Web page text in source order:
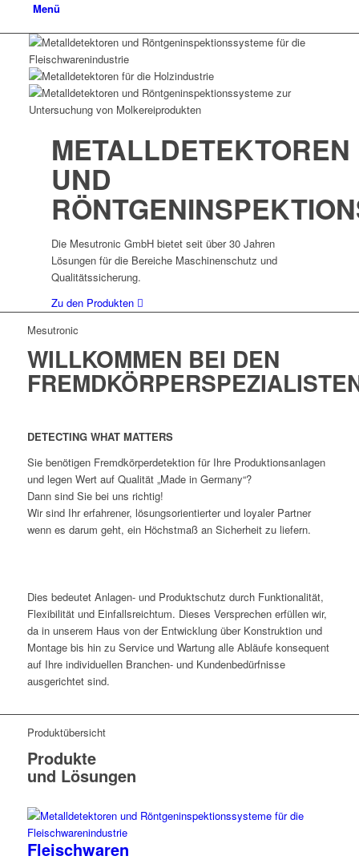
Menü
METALLDETEKTOREN
UND
Die Mesutronic GmbH bietet seit über 30 Jahren
Lösungen für die Bereiche Maschinenschutz und
Qualitätssicherung.
Zu den Produkten
Mesutronic
WILLKOMMEN BEI DEN
DETECTING WHAT MATTERS
Sie benötigen Fremdkörperdetektion für Ihre Produktionsanlagen
und legen Wert auf Qualität „Made in Germany“?
Dann sind Sie bei uns richtig!
Wir sind Ihr erfahrener, lösungsorientierter und loyaler Partner
wenn es darum geht, ein Höchstmaß an Sicherheit zu liefern.
Dies bedeutet Anlagen- und Produktschutz durch Funktionalität,
Flexibilität und Einfallsreichtum. Dieses Versprechen erfüllen wir,
da in unserem Haus von der Entwicklung über Konstruktion und
Montage bis hin zu Service und Wartung alle Abläufe konsequent
auf Ihre individuellen Branchen- und Kundenbedürfnisse
ausgerichtet sind.
Produktübersicht
Produkte
und Lösungen
Fleischwaren